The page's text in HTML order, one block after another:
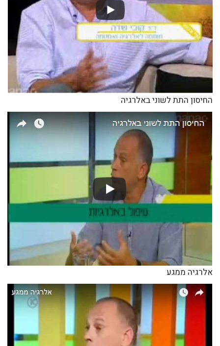
החיסון התת לשוני באלרגיה
אלרגיה ממגע